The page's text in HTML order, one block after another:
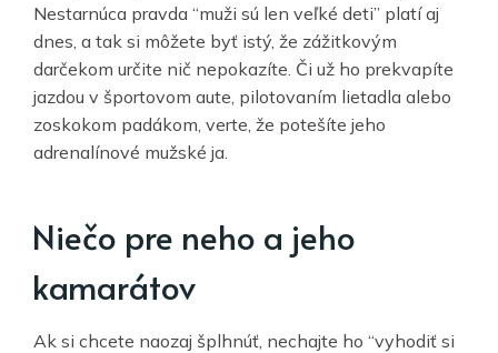
Nestarnúca pravda “muži sú len veľké deti” platí aj
dnes, a tak si môžete byť istý, že zážitkovým
darčekom určite nič nepokazíte. Či už ho prekvapíte
jazdou v športovom aute, pilotovaním lietadla alebo
zoskokom padákom, verte, že potešíte jeho
adrenalínové mužské ja.
Niečo pre neho a jeho
kamarátov
Ak si chcete naozaj šplhnúť, nechajte ho “vyhodiť si